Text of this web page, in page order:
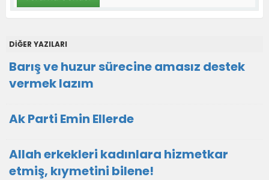
DİĞER YAZILARI
Barış ve huzur sürecine amasız destek
vermek lazım
Ak Parti Emin Ellerde
Allah erkekleri kadınlara hizmetkar
etmiş, kıymetini bilene!